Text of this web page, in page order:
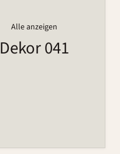
Alle anzeigen
Dekor 041